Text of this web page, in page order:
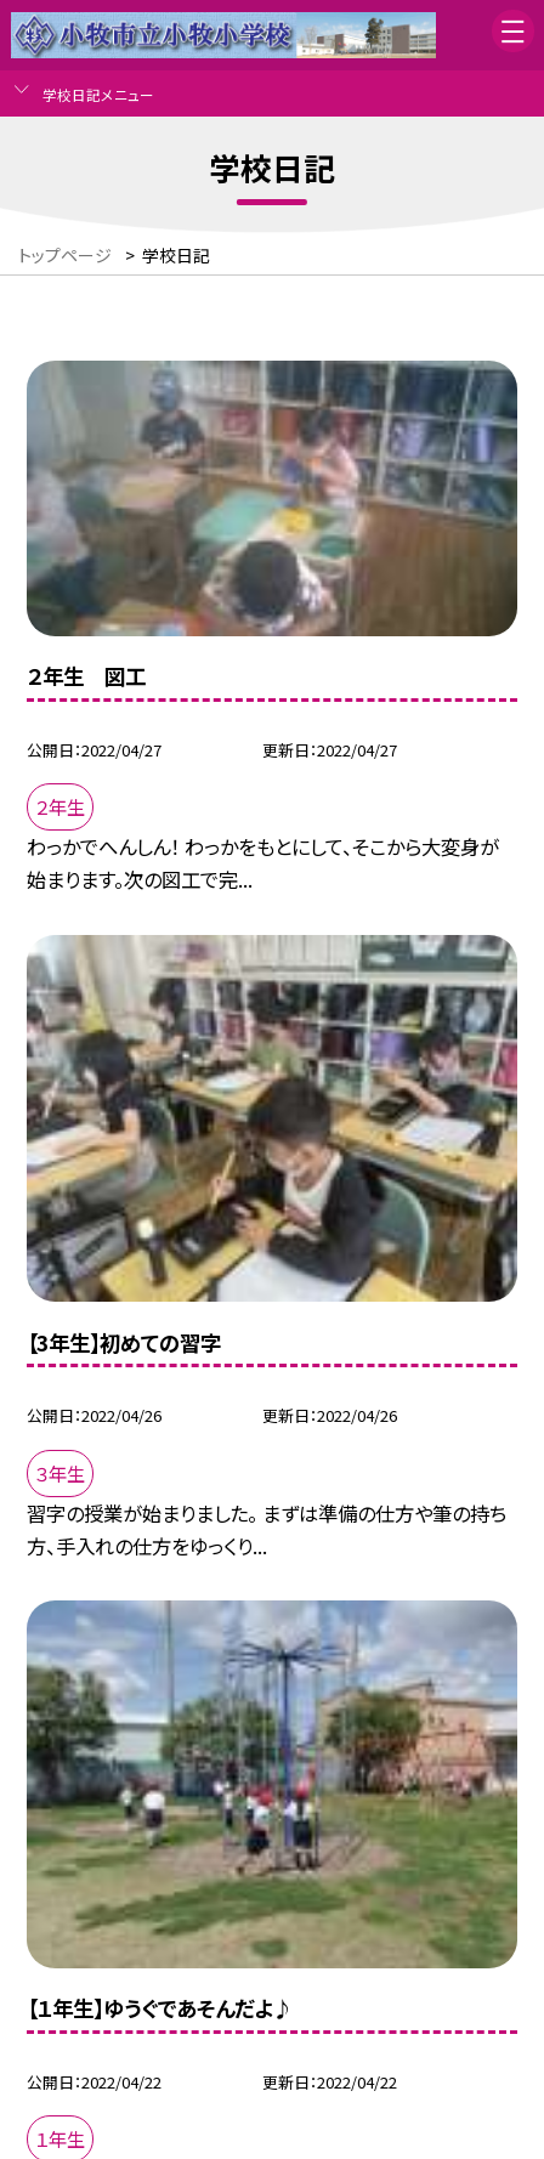
学校日記メニュー
学校日記
トップページ > 学校日記
２年生 図工
公開日 2022/04/27 更新日 2022/04/27
２年生
わっかでへんしん！ わっかをもとにして、そこから大変身が
始まります。次の図工で完...
【3年生】初めての習字
公開日 2022/04/26 更新日 2022/04/26
３年生
習字の授業が始まりました。 まずは準備の仕方や筆の持ち
方、手入れの仕方をゆっくり...
【１年生】ゆうぐであそんだよ♪
公開日 2022/04/22 更新日 2022/04/22
１年生